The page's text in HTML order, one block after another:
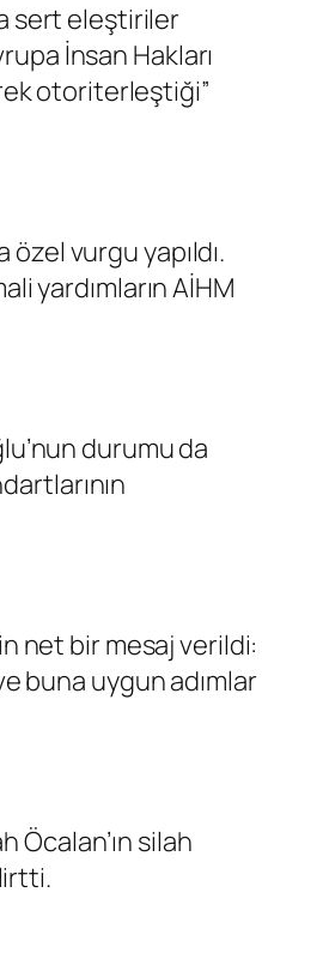
sert eleştiriler
İnsan Hakları
otoriterleştiği”
vurgu yapıldı.
yardımların AİHM
durumu da
net bir mesaj verildi:
buna uygun adımlar
Öcalan’ın silah